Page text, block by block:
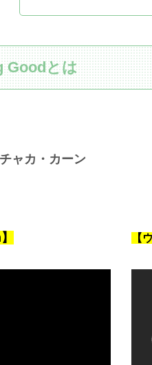
Goodとは
ャカ・カーン
】 【